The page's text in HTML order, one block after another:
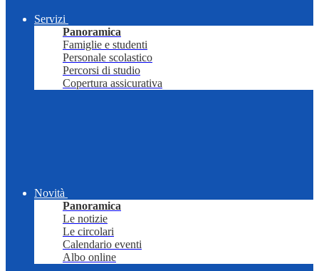
Servizi
Panoramica
Famiglie e studenti
Personale scolastico
Percorsi di studio
Copertura assicurativa
Novità
Panoramica
Le notizie
Le circolari
Calendario eventi
Albo online